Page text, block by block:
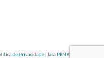
de Privacidade|Jasa PBN© 2022